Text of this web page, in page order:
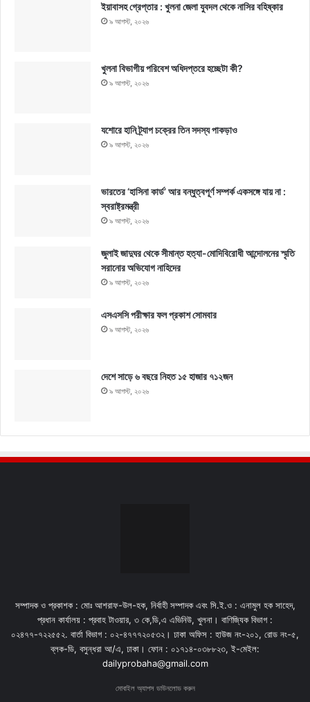
ইয়াবাসহ গ্রেপ্তার : খুলনা জেলা যুবদল থেকে নাসির বহিষ্কার
৯ আগস্ট, ২০২৬
খুলনা বিভাগীয় পরিবেশ অধিদপ্তরে হচ্ছেটা কী?
৯ আগস্ট, ২০২৬
যশোরে হানি ট্র্যাপ চক্রের তিন সদস্য পাকড়াও
৯ আগস্ট, ২০২৬
ভারতের ‘হাসিনা কার্ড’ আর বন্ধুত্বপূর্ণ সম্পর্ক একসঙ্গে যায় না :
স্বরাষ্ট্রমন্ত্রী
৯ আগস্ট, ২০২৬
জুলাই জাদুঘর থেকে সীমান্ত হত্যা-মোদিবিরোধী আন্দোলনের স্মৃতি
সরানোর অভিযোগ নাহিদের
৯ আগস্ট, ২০২৬
এসএসসি পরীক্ষার ফল প্রকাশ সোমবার
৯ আগস্ট, ২০২৬
দেশে সাড়ে ৬ বছরে নিহত ১৫ হাজার ৭১২জন
৯ আগস্ট, ২০২৬
সম্পাদক ও প্রকাশক : মোঃ আশরাফ-উল-হক, নির্বাহী সম্পাদক এবং সি.ই.ও : এনামুল হক সাহেদ,
প্রধান কার্যালয় : প্রবাহ টাওয়ার, ৩ কে,ডি,এ এভিনিউ, খুলনা। বাণিজ্যিক বিভাগ :
০২৪৭৭-৭২২৫৫২. বার্তা বিভাগ : ০২-৪৭৭৭২০৫৩২। ঢাকা অফিস : হাউজ নং-২০১, রোড নং-৫,
ব্লক-ডি, বসুন্ধরা আ/এ, ঢাকা। ফোন : ০১৭১৪-০৩৮৮২৩, ই-মেইল:
dailyprobaha@gmail.com
মোবাইল অ্যাপস ডাউনলোড করুন